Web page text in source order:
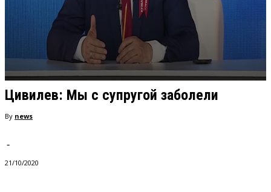
Цивилев: Мы с супругой заболели
By news
-
21/10/2020